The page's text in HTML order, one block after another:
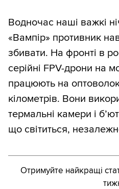
Водночас наші важкі
«Вампір» противник
збивати. На фронті в
серійні FPV-дрони на
працюють на
кілометрів. Вони
термальні камери і
що світиться,
Отримуйте найкращі